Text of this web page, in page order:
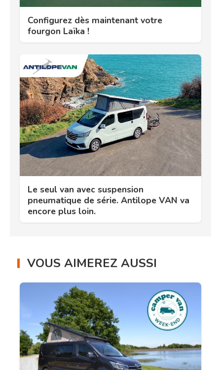
Configurez dès maintenant votre
fourgon Laïka !
Le seul van avec suspension
pneumatique de série. Antilope VAN va
encore plus loin.
VOUS AIMEREZ AUSSI